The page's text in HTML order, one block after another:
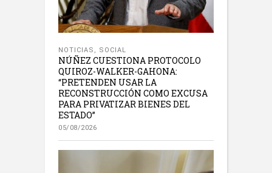
NOTICIAS , SOCIAL
NÚÑEZ CUESTIONA PROTOCOLO
QUIROZ-WALKER-GAHONA:
“PRETENDEN USAR LA
RECONSTRUCCIÓN COMO EXCUSA
PARA PRIVATIZAR BIENES DEL
ESTADO”
05/08/2026